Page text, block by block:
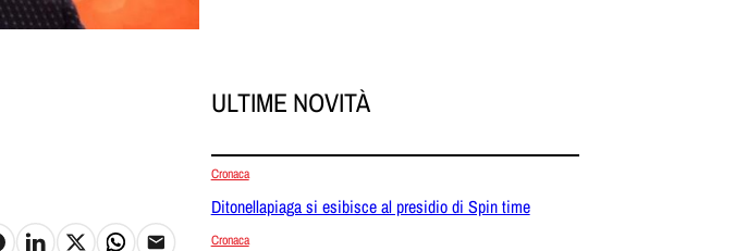
ULTIME NOVITÀ
Cronaca
Ditonellapiaga si esibisce al presidio di Spin time
Cronaca